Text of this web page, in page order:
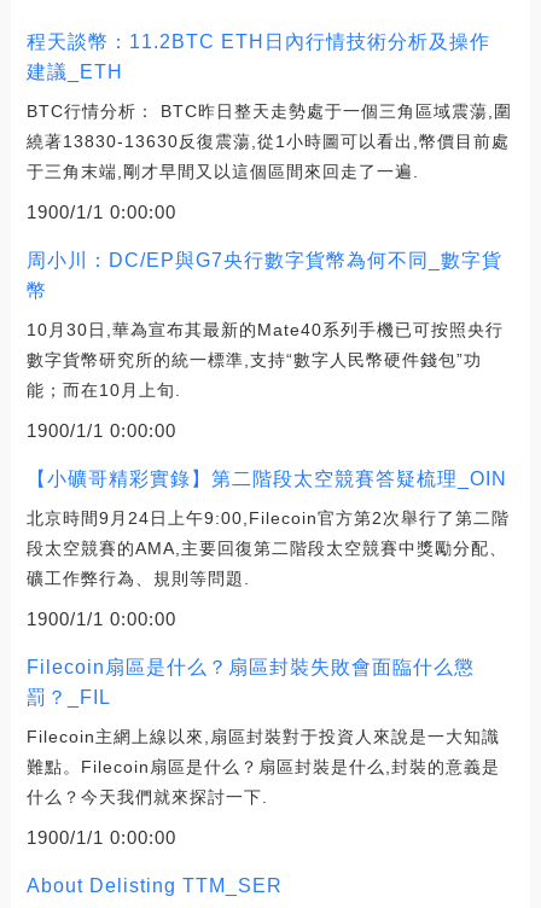
程天談幣：11.2BTC ETH日內行情技術分析及操作
建議_ETH
BTC行情分析： BTC昨日整天走勢處于一個三角區域震蕩,圍
繞著13830-13630反復震蕩,從1小時圖可以看出,幣價目前處
于三角末端,剛才早間又以這個區間來回走了一遍.
1900/1/1 0:00:00
周小川：DC/EP與G7央行數字貨幣為何不同_數字貨
幣
10月30日,華為宣布其最新的Mate40系列手機已可按照央行
數字貨幣研究所的統一標準,支持“數字人民幣硬件錢包”功
能；而在10月上旬.
1900/1/1 0:00:00
【小礦哥精彩實錄】第二階段太空競賽答疑梳理_OIN
北京時間9月24日上午9:00,Filecoin官方第2次舉行了第二階
段太空競賽的AMA,主要回復第二階段太空競賽中獎勵分配、
礦工作弊行為、規則等問題.
1900/1/1 0:00:00
Filecoin扇區是什么？扇區封裝失敗會面臨什么懲
罰？_FIL
Filecoin主網上線以來,扇區封裝對于投資人來說是一大知識
難點。Filecoin扇區是什么？扇區封裝是什么,封裝的意義是
什么？今天我們就來探討一下.
1900/1/1 0:00:00
About Delisting TTM_SER